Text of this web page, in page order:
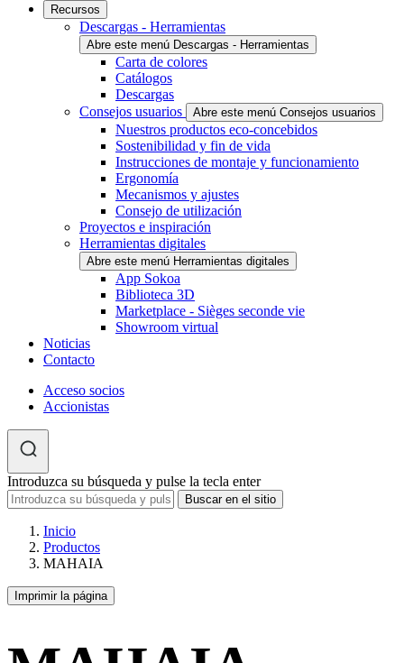
Recursos
Descargas - Herramientas
Abre este menú Descargas - Herramientas
Carta de colores
Catálogos
Descargas
Consejos usuarios
Abre este menú Consejos usuarios
Nuestros productos eco-concebidos
Sostenibilidad y fin de vida
Instrucciones de montaje y funcionamiento
Ergonomía
Mecanismos y ajustes
Consejo de utilización
Proyectos e inspiración
Herramientas digitales
Abre este menú Herramientas digitales
App Sokoa
Biblioteca 3D
Marketplace - Sièges seconde vie
Showroom virtual
Noticias
Contacto
Acceso socios
Accionistas
Introduzca su búsqueda y pulse la tecla enter
Inicio
Productos
MAHAIA
Imprimir la página